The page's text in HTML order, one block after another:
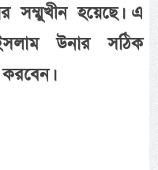
সম্মুখীন হয়েছে। এ
ইসলাম উনার সঠিক